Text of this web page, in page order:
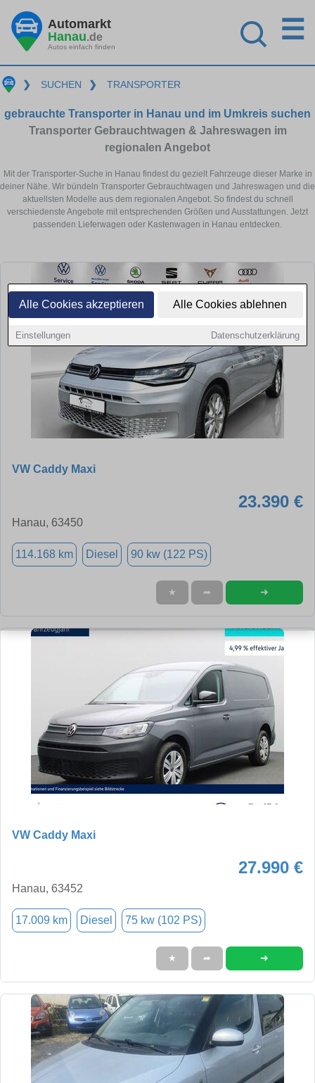
Alle Cookies akzeptieren Alle Cookies ablehnen
Einstellungen Datenschutzerklärung
Automarkt
Hanau.de
Autos einfach finden
☰
❯ SUCHEN ❯ TRANSPORTER
gebrauchte Transporter in Hanau und im Umkreis suchen
Transporter Gebrauchtwagen & Jahreswagen im
regionalen Angebot
Mit der Transporter-Suche in Hanau findest du gezielt Fahrzeuge dieser Marke in
deiner Nähe. Wir bündeln Transporter Gebrauchtwagen und Jahreswagen und die
aktuellsten Modelle aus dem regionalen Angebot. So findest du schnell
verschiedenste Angebote mit entsprechenden Größen und Ausstattungen. Jetzt
passenden Lieferwagen oder Kastenwagen in Hanau entdecken.
VW Caddy Maxi
23.390 €
Hanau, 63450
114.168 km Diesel 90 kw (122 PS)
★ ➦ ➜
VW Caddy Maxi
27.990 €
Hanau, 63452
17.009 km Diesel 75 kw (102 PS)
★ ➦ ➜